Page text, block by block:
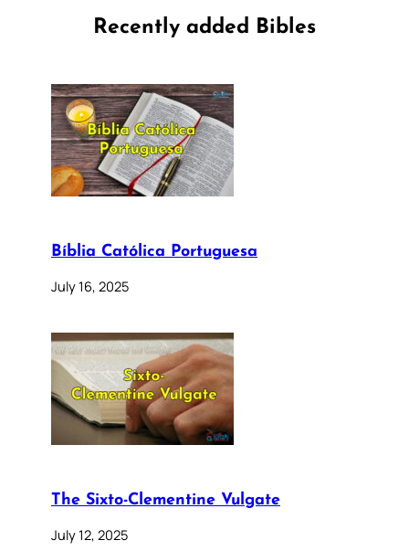
Recently added Bibles
Bíblia Católica Portuguesa
July 16, 2025
The Sixto-Clementine Vulgate
July 12, 2025